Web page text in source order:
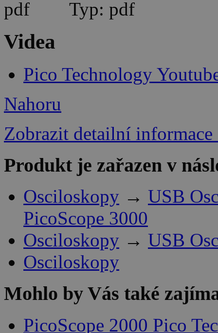
Typ: pdf
Videa
Pico Technology
Nahoru
Zobrazit detailní informace
Produkt je zařazen v
Osciloskopy → USB
PicoScope 3000
Osciloskopy → USB
Osciloskopy
Mohlo by Vás také
PicoScope 2000 Pico